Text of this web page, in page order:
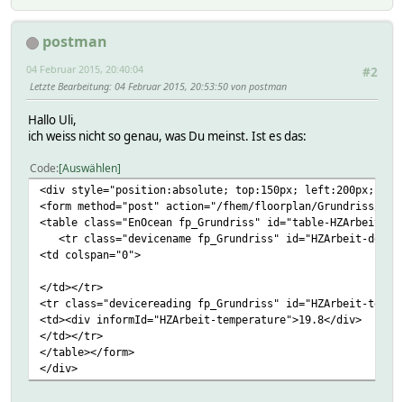
postman
#2
04 Februar 2015, 20:40:04
Letzte Bearbeitung: 04 Februar 2015, 20:53:50 von postman
Hallo Uli,
ich weiss nicht so genau, was Du meinst. Ist es das:
Code Auswählen
<div style="position:absolute; top:150px; left:200px;"
<form method="post" action="/fhem/floorplan/Grundriss/
<table class="EnOcean fp_Grundriss" id="table-HZArbeit"
<tr class="devicename fp_Grundriss" id="HZArbeit-
<td colspan="0">
</td></tr>
<tr class="devicereading fp_Grundriss" id="HZArbeit-
<td><div informId="HZArbeit-temperature">19.8</div>
</td></tr>
</table></form>
</div>